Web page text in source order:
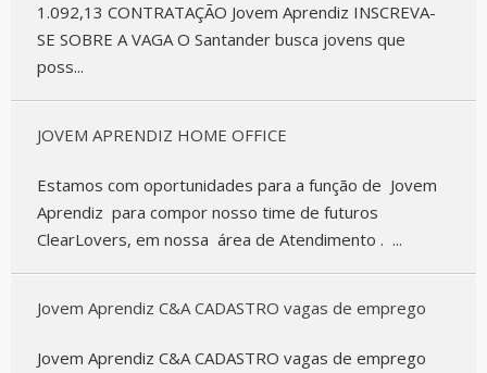
1.092,13 CONTRATAÇÃO Jovem Aprendiz INSCREVA-
SE SOBRE A VAGA O Santander busca jovens que
poss...
JOVEM APRENDIZ HOME OFFICE
Estamos com oportunidades para a função de Jovem
Aprendiz para compor nosso time de futuros
ClearLovers, em nossa área de Atendimento . ...
Jovem Aprendiz C&A CADASTRO vagas de emprego
Jovem Aprendiz C&A CADASTRO vagas de emprego